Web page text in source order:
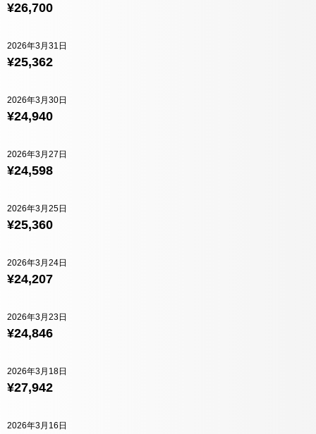
¥26,700
¥25,362
2026年3月31日
¥24,940
2026年3月30日
¥24,598
2026年3月27日
¥25,360
2026年3月25日
¥24,207
2026年3月24日
¥24,846
2026年3月23日
¥27,942
2026年3月18日
2026年3月16日